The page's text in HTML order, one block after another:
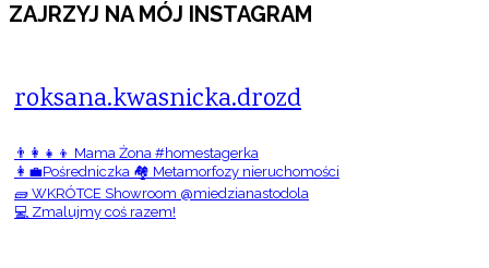
ZAJRZYJ NA MÓJ INSTAGRAM
roksana.kwasnicka.drozd
👨‍👩‍👧‍👦 Mama Żona #homestagerka
👩‍💼Pośredniczka 🏘️ Metamorfozy nieruchomości
🧱 WKRÓTCE Showroom @miedzianastodola
💻 Zmalujmy coś razem!